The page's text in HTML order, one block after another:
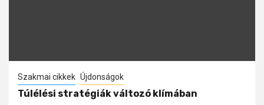
Szakmai cikkek Újdonságok
Túlélési stratégiák változó klímában